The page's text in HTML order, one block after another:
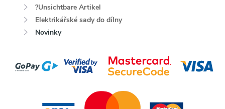
?Unsichtbare Artikel
Elektrikářské sady do dílny
Novinky